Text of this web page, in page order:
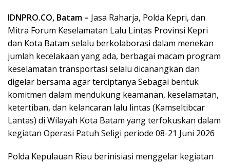
IDNPRO.CO, Batam – Jasa Raharja, Polda Kepri, dan
Mitra Forum Keselamatan Lalu Lintas Provinsi Kepri
dan Kota Batam selalu berkolaborasi dalam menekan
jumlah kecelakaan yang ada, berbagai macam program
keselamatan transportasi selalu dicanangkan dan
digelar bersama agar terciptanya Sebagai bentuk
komitmen dalam mendukung keamanan, keselamatan,
ketertiban, dan kelancaran lalu lintas (Kamseltibcar
Lantas) di Wilayah Kota Batam yang terfokuskan dalam
kegiatan Operasi Patuh Seligi periode 08-21 Juni 2026
Polda Kepulauan Riau berinisiasi menggelar kegiatan